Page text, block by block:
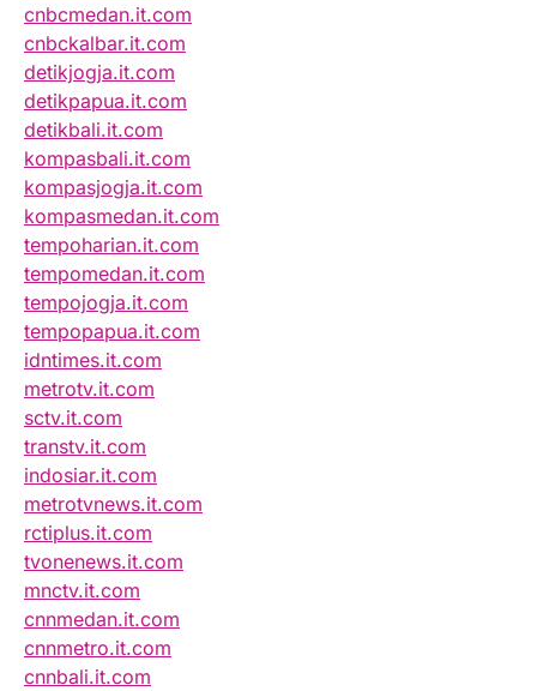
cnbcmedan.it.com
cnbckalbar.it.com
detikjogja.it.com
detikpapua.it.com
detikbali.it.com
kompasbali.it.com
kompasjogja.it.com
kompasmedan.it.com
tempoharian.it.com
tempomedan.it.com
tempojogja.it.com
tempopapua.it.com
idntimes.it.com
metrotv.it.com
sctv.it.com
transtv.it.com
indosiar.it.com
metrotvnews.it.com
rctiplus.it.com
tvonenews.it.com
mnctv.it.com
cnnmedan.it.com
cnnmetro.it.com
cnnbali.it.com